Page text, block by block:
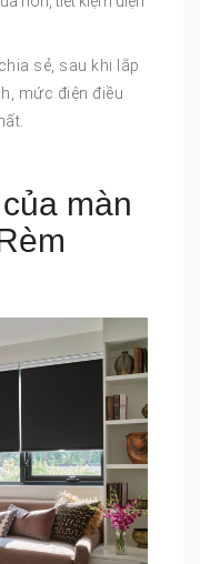
sẻ, sau khi lắp
mức điện điều
màn